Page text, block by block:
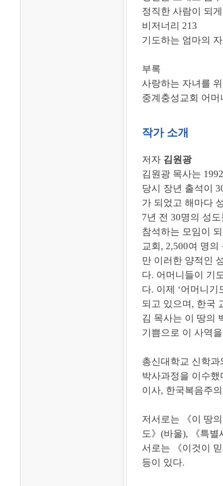
정직한 사람이 되
비저너리 213
기도하는 엄마의
부록
사랑하는 자녀를
중계충성교회 어
작가 소개
저자 김원광
김원광 목사는
당시 장년 출석이
가 되었고 해마다
7년 전 30명의 성
참석하는 모임이
교회, 2,500여 명
만 이러한 양적인
다. 어머니들이 기
다. 이제 ‘어머니
되고 있으며, 한국
김 목사는 이 땅의
기쁨으로 이 사역
총신대학교 신학
박사과정을 이수
이사, 한국복음주
저서로는 《이 땅
도》(바울), 《특
서로는 《이것이
등이 있다.